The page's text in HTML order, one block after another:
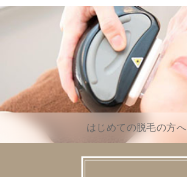
はじめての脱毛の方へ